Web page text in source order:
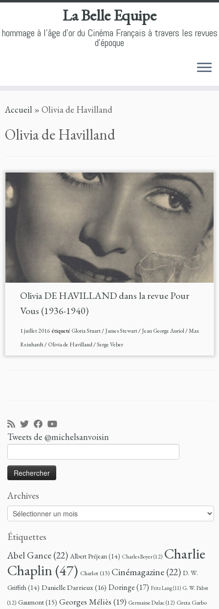
to
La Belle Equipe
hommage à l'âge d'or du Cinéma Français à travers les revues
d'époque
Accueil » Olivia de Havilland
Olivia de Havilland
Olivia DE HAVILLAND dans la revue Pour
Vous (1936-1940)
1 juillet 2016étiqueté Gloria Stuart/James Stewart/Jean George Auriol/Max
Reinhardt/Olivia de Havilland/Serge Veber
Tweets de @michelsanvoisin
Archives
Archives
Étiquettes
Abel Gance(22) Albert Préjean(14) Charles Boyer(12) Charlie
Chaplin(47) Charlot (13) Cinémagazine(22) D. W.
Griffith(14) Danielle Darrieux(16) Doringe(17) Fritz Lang(11) G. W. Pabst
(12) Gaumont(15) Georges Méliès (19) Germaine Dulac (12) Greta Garbo